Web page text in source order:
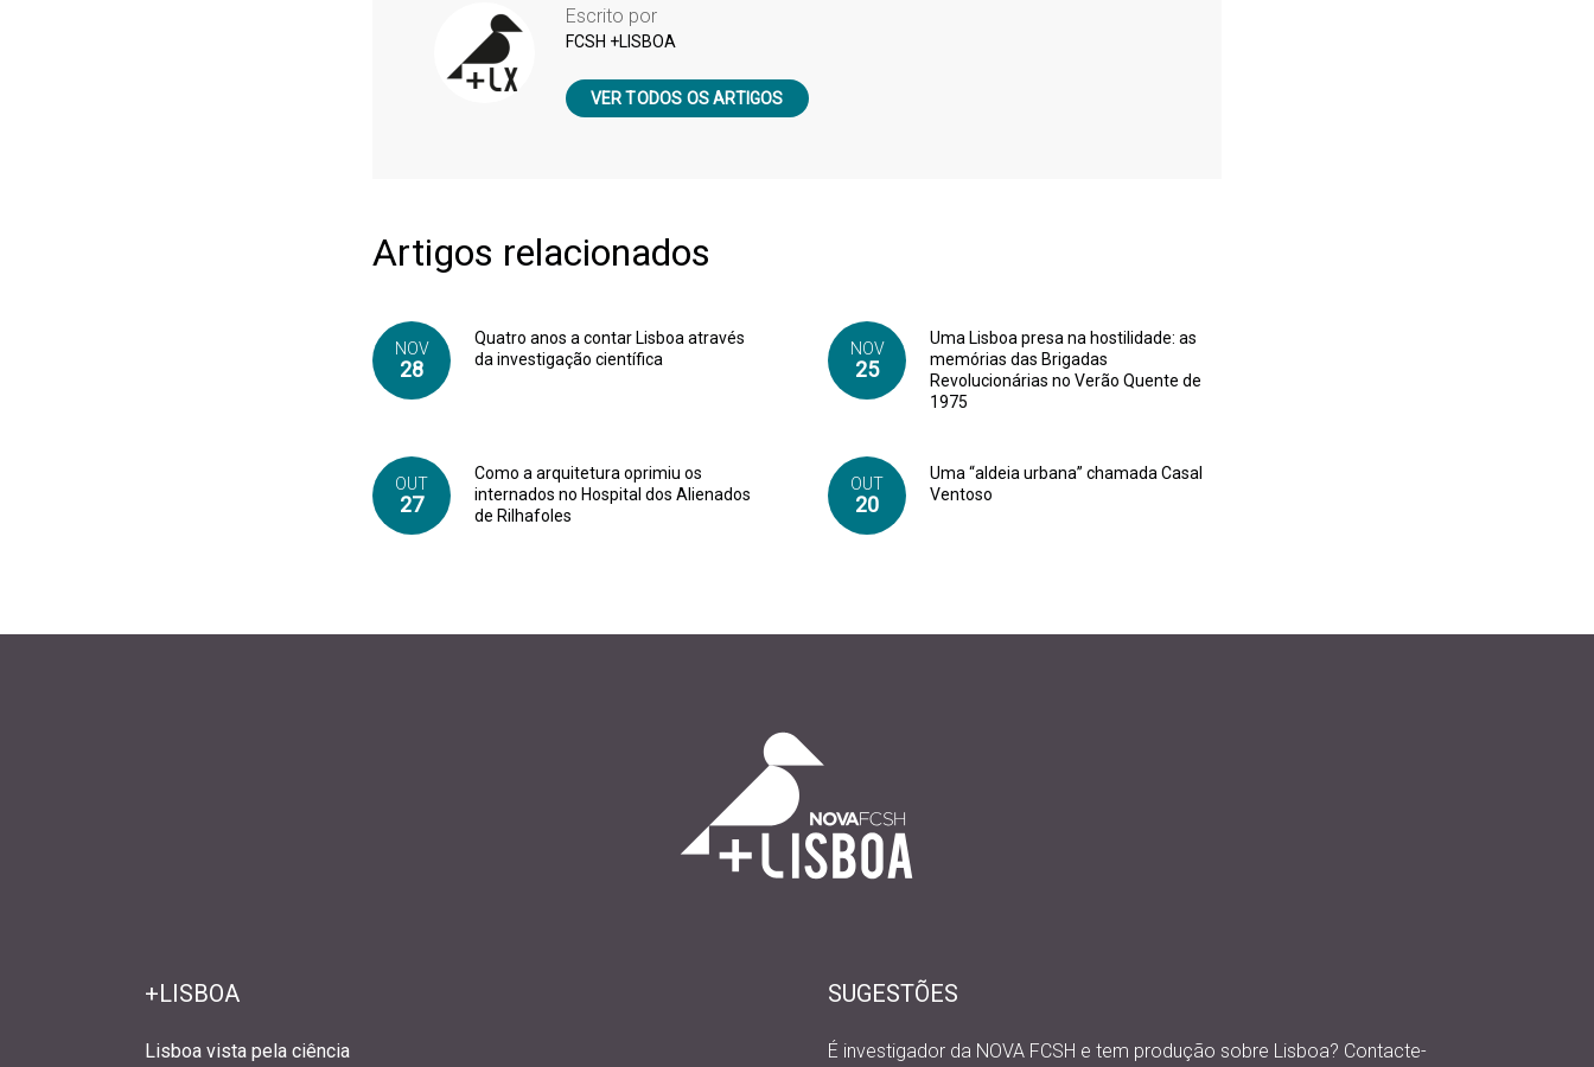
Escrito por
FCSH +LISBOA
VER TODOS OS ARTIGOS
Artigos relacionados
NOV
28
Quatro anos a contar Lisboa através
da investigação científica
NOV
25
Uma Lisboa presa na hostilidade: as
memórias das Brigadas
Revolucionárias no Verão Quente de
1975
OUT
27
Como a arquitetura oprimiu os
internados no Hospital dos Alienados
de Rilhafoles
OUT
20
Uma “aldeia urbana” chamada Casal
Ventoso
+LISBOA
Lisboa vista pela ciência
SUGESTÕES
É investigador da NOVA FCSH e tem produção sobre Lisboa? Contacte-